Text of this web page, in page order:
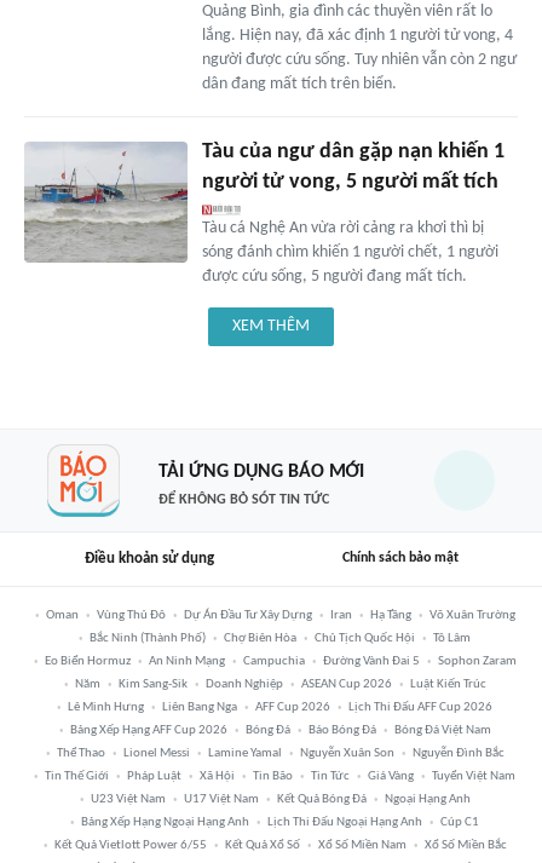
Quảng Bình, gia đình các thuyền viên rất lo
lắng. Hiện nay, đã xác định 1 người tử vong, 4
người được cứu sống. Tuy nhiên vẫn còn 2 ngư
dân đang mất tích trên biển.
Tàu của ngư dân gặp nạn khiến 1
người tử vong, 5 người mất tích
Tàu cá Nghệ An vừa rời cảng ra khơi thì bị
sóng đánh chìm khiến 1 người chết, 1 người
được cứu sống, 5 người đang mất tích.
XEM THÊM
TẢI ỨNG DỤNG BÁO MỚI
ĐỂ KHÔNG BỎ SÓT TIN TỨC
Điều khoản sử dụng Chính sách bảo mật
Oman Vùng Thủ Đô Dự Án Đầu Tư Xây Dựng Iran Hạ Tầng
Võ Xuân Trường
Bắc Ninh (thành Phố)
Chợ Biên Hòa Chủ Tịch Quốc Hội
Tô Lâm
Eo Biển Hormuz
An Ninh Mạng Campuchia Đường Vành Đai 5
Sophon Zaram
Năm
Kim Sang-Sik Doanh Nghiệp ASEAN Cup 2026
Luật Kiến Trúc
Lê Minh Hưng
Liên Bang Nga AFF Cup 2026
Lịch Thi Đấu AFF Cup 2026
Bảng Xếp Hạng AFF Cup 2026
Bóng Đá Báo Bóng Đá
Bóng Đá Việt Nam
Thể Thao
Lionel Messi Lamine Yamal Nguyễn Xuân Son
Nguyễn Đình Bắc
Tin Thế Giới
Pháp Luật Xã Hội Tin Bão Tin Tức Giá Vàng
Tuyển Việt Nam
U23 Việt Nam
U17 Việt Nam Kết Quả Bóng Đá
Ngoại Hạng Anh
Bảng Xếp Hạng Ngoại Hạng Anh
Lịch Thi Đấu Ngoại Hạng Anh
Cúp C1
Kết Quả Vietlott Power 6/55
Kết Quả Xổ Số Xổ Số Miền Nam
Xổ Số Miền Bắc